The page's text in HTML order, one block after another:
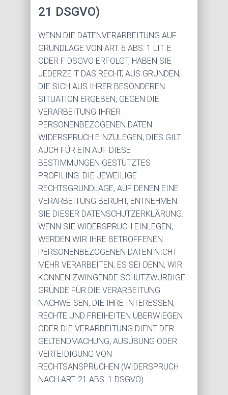
21 DSGVO)
WENN DIE DATENVERARBEITUNG AUF
GRUNDLAGE VON ART. 6 ABS. 1 LIT. E
ODER F DSGVO ERFOLGT, HABEN SIE
JEDERZEIT DAS RECHT, AUS GRÜNDEN,
DIE SICH AUS IHRER BESONDEREN
SITUATION ERGEBEN, GEGEN DIE
VERARBEITUNG IHRER
PERSONENBEZOGENEN DATEN
WIDERSPRUCH EINZULEGEN; DIES GILT
AUCH FÜR EIN AUF DIESE
BESTIMMUNGEN GESTÜTZTES
PROFILING. DIE JEWEILIGE
RECHTSGRUNDLAGE, AUF DENEN EINE
VERARBEITUNG BERUHT, ENTNEHMEN
SIE DIESER DATENSCHUTZERKLÄRUNG.
WENN SIE WIDERSPRUCH EINLEGEN,
WERDEN WIR IHRE BETROFFENEN
PERSONENBEZOGENEN DATEN NICHT
MEHR VERARBEITEN, ES SEI DENN, WIR
KÖNNEN ZWINGENDE SCHUTZWÜRDIGE
GRÜNDE FÜR DIE VERARBEITUNG
NACHWEISEN, DIE IHRE INTERESSEN,
RECHTE UND FREIHEITEN ÜBERWIEGEN
ODER DIE VERARBEITUNG DIENT DER
GELTENDMACHUNG, AUSÜBUNG ODER
VERTEIDIGUNG VON
RECHTSANSPRÜCHEN (WIDERSPRUCH
NACH ART. 21 ABS. 1 DSGVO).